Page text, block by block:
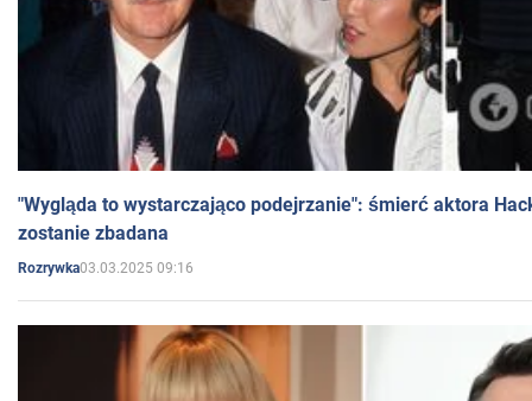
"Wygląda to wystarczająco podejrzanie": śmierć aktora
zostanie zbadana
Rozrywka03.03.2025 09:16